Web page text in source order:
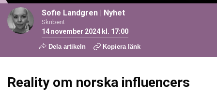
Sofie Landgren | Nyhet
Skribent
14 november 2024 kl. 17:00
Dela artikeln Kopiera länk
Reality om norska influencers